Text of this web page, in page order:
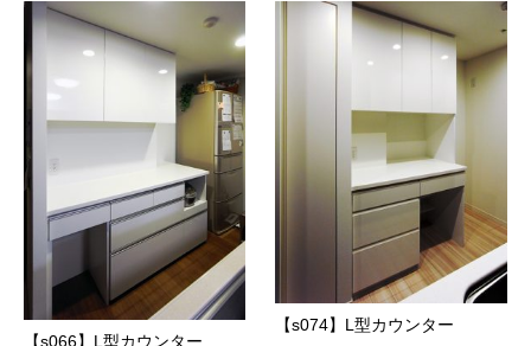
【s066】L型カウンター
【s074】L型カウンター